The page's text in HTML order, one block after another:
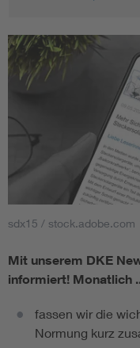
sdx15 / stock.adobe.com
Mit unserem DKE
informiert! Monatlich
fassen wir die
Normung kurz